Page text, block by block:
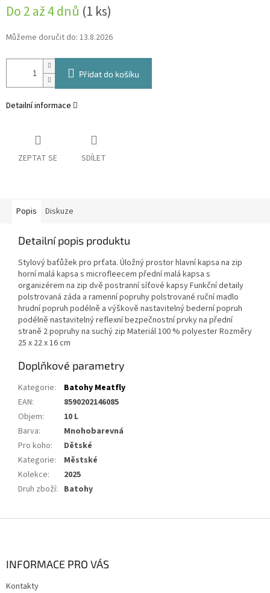
cena:
Do 2 až 4 dnů (1 ks)
Můžeme doručit do: 13.8.2026
Přidat do košíku
Detailní informace
ZEPTAT SE SDÍLET
Popis Diskuze
Detailní popis produktu
Stylový baťůžek pro prťata. Úložný prostor hlavní kapsa na zip
horní malá kapsa s microfleecem přední malá kapsa s
organizérem na zip dvě postranní síťové kapsy Funkční detaily
polstrovaná záda a ramenní popruhy polstrované ruční madlo
hrudní popruh podélně a výškově nastavitelný bederní popruh
podélně nastavitelný reflexní bezpečnostní prvky na přední
straně 2 popruhy na suchý zip Materiál 100 % polyester Rozměry
25 x 22 x 16 cm
Doplňkové parametry
Kategorie:
Batohy Meatfly
EAN:
8590202146085
Objem:
10 L
Barva:
Mnohobarevná
Pro koho:
Dětské
Kategorie:
Městské
Kolekce:
2025
Druh zboží: Batohy
INFORMACE PRO VÁS
Kontakty